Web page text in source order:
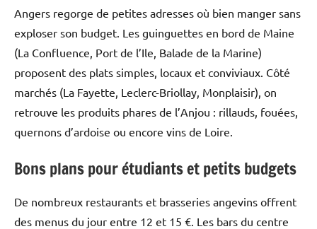
Angers regorge de petites adresses où bien manger sans
exploser son budget. Les guinguettes en bord de Maine
(La Confluence, Port de l’Ile, Balade de la Marine)
proposent des plats simples, locaux et conviviaux. Côté
marchés (La Fayette, Leclerc-Briollay, Monplaisir), on
retrouve les produits phares de l’Anjou : rillauds, fouées,
quernons d’ardoise ou encore vins de Loire.
Bons plans pour étudiants et petits budgets
De nombreux restaurants et brasseries angevins offrent
des menus du jour entre 12 et 15 €. Les bars du centre